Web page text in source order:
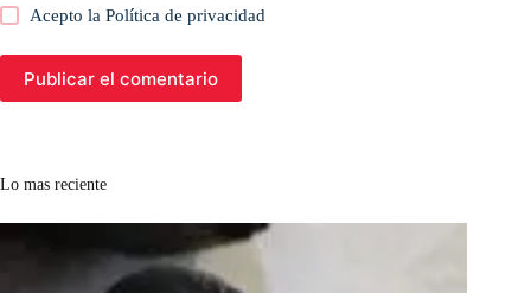
Acepto laPolítica de privacidad
Publicar el comentario
Lo mas reciente